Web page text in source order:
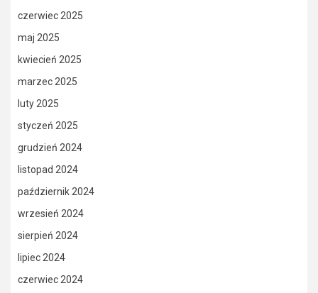
czerwiec 2025
maj 2025
kwiecień 2025
marzec 2025
luty 2025
styczeń 2025
grudzień 2024
listopad 2024
październik 2024
wrzesień 2024
sierpień 2024
lipiec 2024
czerwiec 2024